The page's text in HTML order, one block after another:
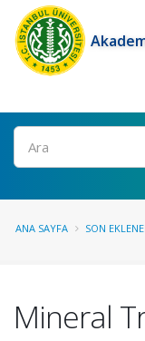
Ara
ANA SAYFA SON
Mineral